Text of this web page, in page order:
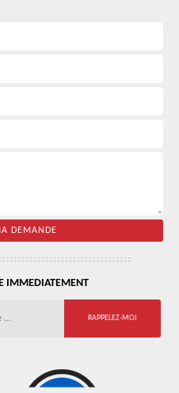
IMMEDIATEMENT